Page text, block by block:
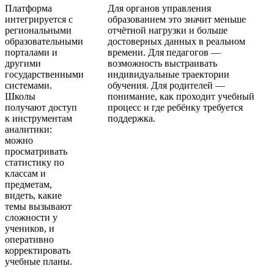
Платформа
интегрируется с
региональными
образовательными
порталами и
другими
государственными
системами.
Школы
получают доступ
к инструментам
аналитики:
можно
просматривать
статистику по
классам и
предметам,
видеть, какие
темы вызывают
сложности у
учеников, и
оперативно
корректировать
учебные планы.
Для органов управления
образованием это значит меньше
отчётной нагрузки и больше
достоверных данных в реальном
времени. Для педагогов —
возможность выстраивать
индивидуальные траектории
обучения. Для родителей —
понимание, как проходит учебный
процесс и где ребёнку требуется
поддержка.